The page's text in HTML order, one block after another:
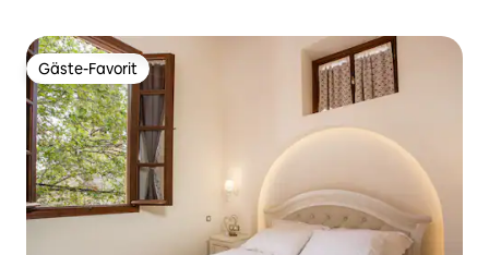
Gäste-Favorit
Gäste-Favorit